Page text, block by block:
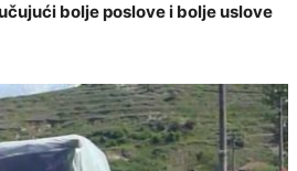
bolje poslove i bolje uslove